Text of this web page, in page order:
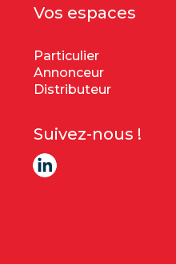
Vos espaces
Particulier
Annonceur
Distributeur
Suivez-nous !